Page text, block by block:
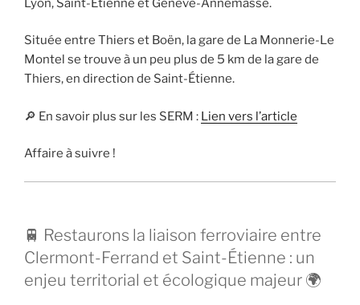
Lyon, Saint-Étienne et Genève-Annemasse.
Située entre Thiers et Boën, la gare de La Monnerie-Le
Montel se trouve à un peu plus de 5 km de la gare de
Thiers, en direction de Saint-Étienne.
🔎 En savoir plus sur les SERM : Lien vers l’article
Affaire à suivre !
🚆 Restaurons la liaison ferroviaire entre
Clermont-Ferrand et Saint-Étienne : un
enjeu territorial et écologique majeur 🌍